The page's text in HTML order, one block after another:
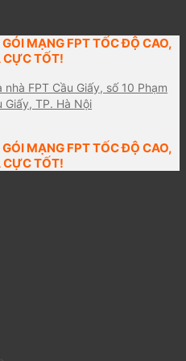
MẠNG FPT TỐC ĐỘ CAO,
CỰC TỐT!
FPT Cầu Giấy, số 10 Phạm
Giấy, TP. Hà Nội
MẠNG FPT TỐC ĐỘ CAO,
CỰC TỐT!